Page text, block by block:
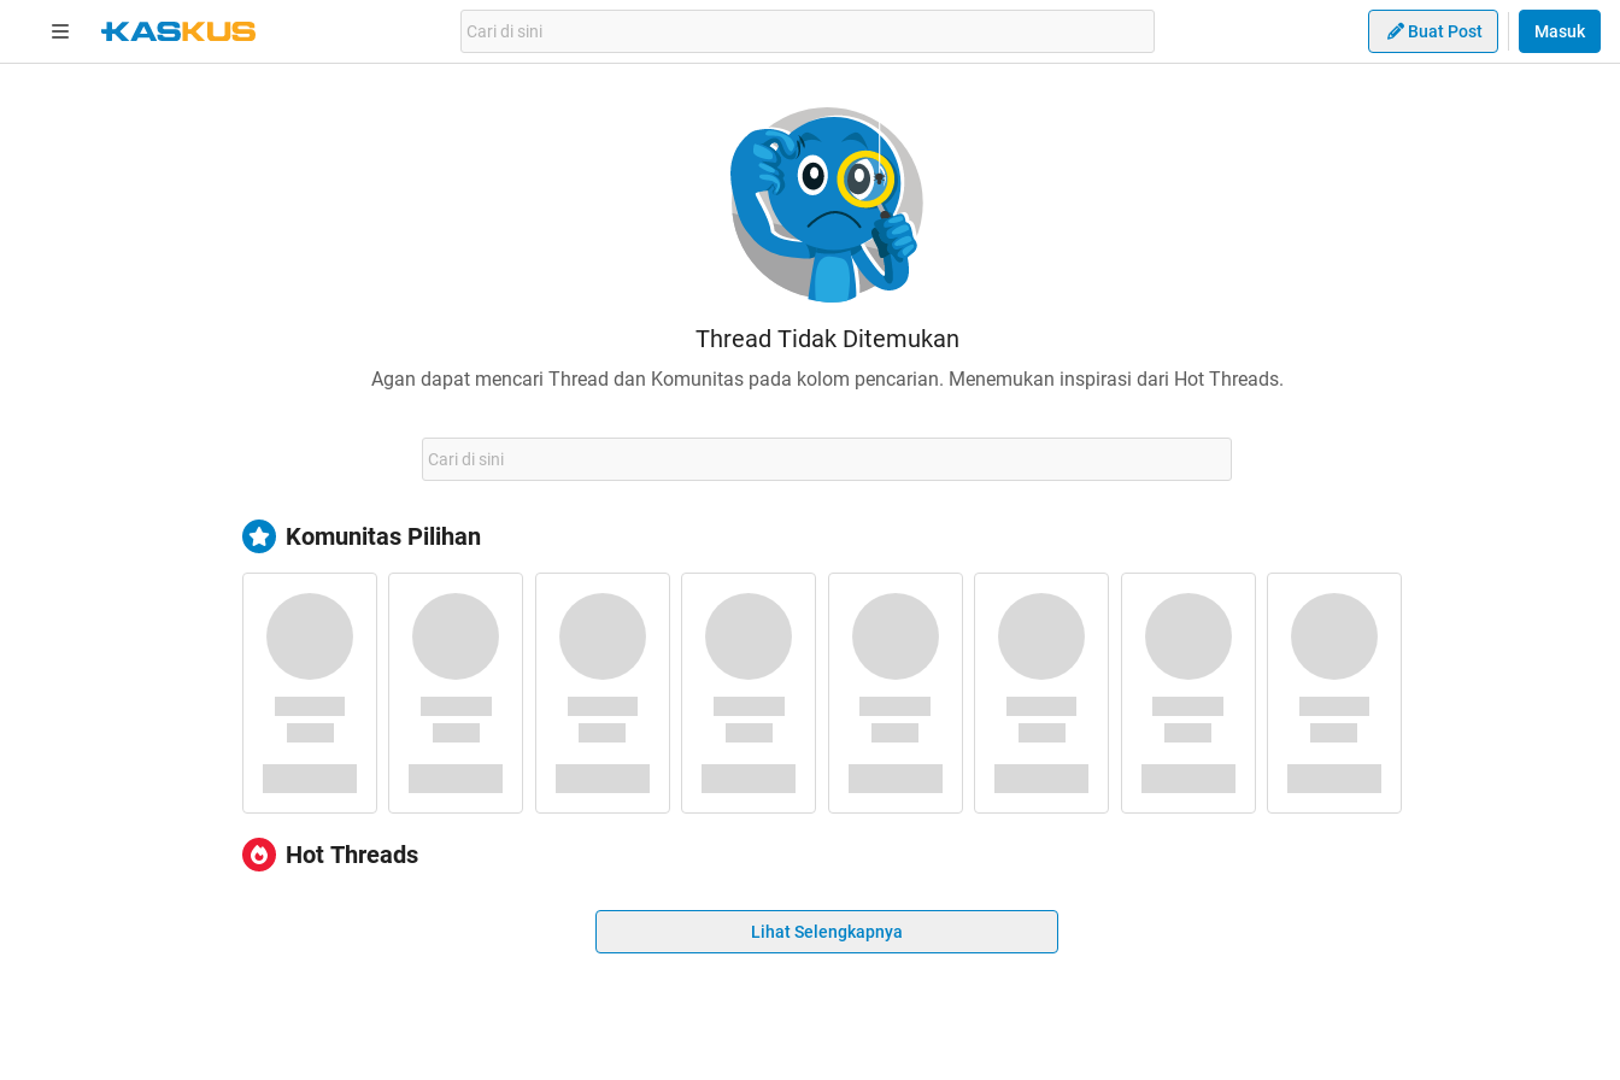
Buat Post Masuk
Thread Tidak Ditemukan
Agan dapat mencari Thread dan Komunitas pada kolom pencarian. Menemukan inspirasi dari Hot Threads.
Komunitas Pilihan
Hot Threads
Lihat Selengkapnya